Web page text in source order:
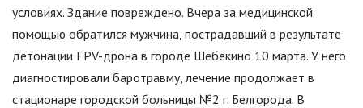
условиях. Здание повреждено. Вчера за медицинской
помощью обратился мужчина, пострадавший в результате
детонации FPV-дрона в городе Шебекино 10 марта. У него
диагностировали баротравму, лечение продолжает в
стационаре городской больницы №2 г. Белгорода. ​​​​В